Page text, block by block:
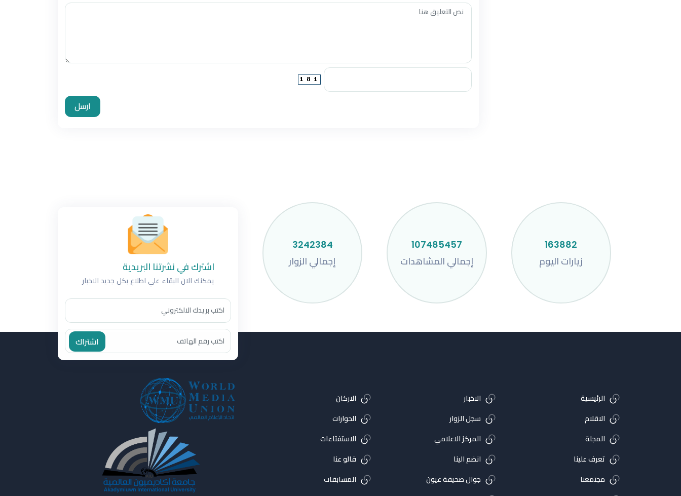
ارسل
163882
زيارات اليوم
107485457
إجمالي المشاهدات
3242384
إجمالي الزوار
اشترك في نشرتنا البريدية
يمكنك الان البقاء علي اطلاع بكل جديد الاخبار
اشتراك
الرئيسية الاخبار
الاركان
الاقلام
سجل الزوار
الحوارات
المجلة
المركز الاعلامي
الاستفتاءات
تعرف علينا
انضم الينا
قالو عنا
مجتمعنا
جوال صحيفة عيون
المسابقات